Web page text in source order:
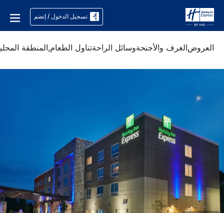
تسجيل الدخول / إنضم
العروضالغرف والأجنحةوسائل الراحةتناول الطعام,المنطقة